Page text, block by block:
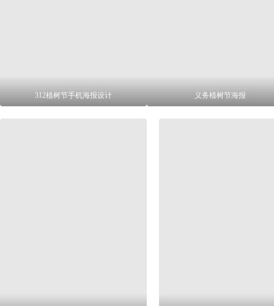
312植树节手机海报设计 义务植树节海报